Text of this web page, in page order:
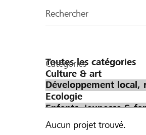
la
Rechercher
Catégories
Aucun projet trouvé.